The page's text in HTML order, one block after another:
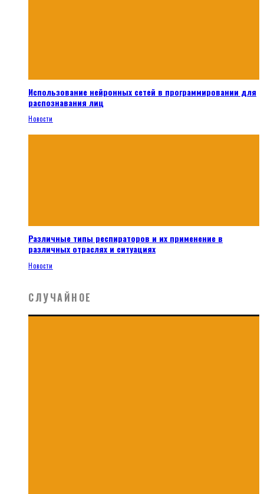
Использование нейронных сетей в программировании для
распознавания лиц
Новости
Различные типы респираторов и их применение в
различных отраслях и ситуациях
Новости
СЛУЧАЙНОЕ